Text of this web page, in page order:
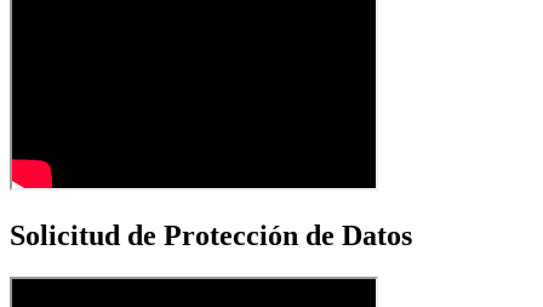
Solicitud de Protección de Datos